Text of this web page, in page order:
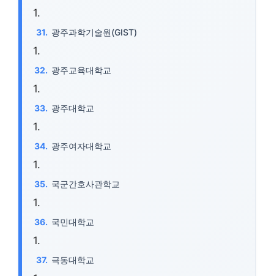
광주과학기술원(GIST)
광주교육대학교
광주대학교
광주여자대학교
국군간호사관학교
국민대학교
극동대학교